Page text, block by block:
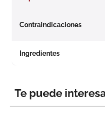
Contraindicaciones
Ingredientes
Te puede